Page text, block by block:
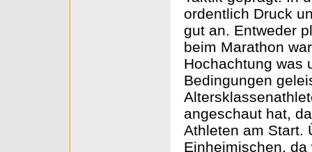
ordentlich Druck
gut an. Entweder
beim Marathon
Hochachtung was
Bedingungen
angeschaut hat,
Athleten am Start.
Einheimischen,